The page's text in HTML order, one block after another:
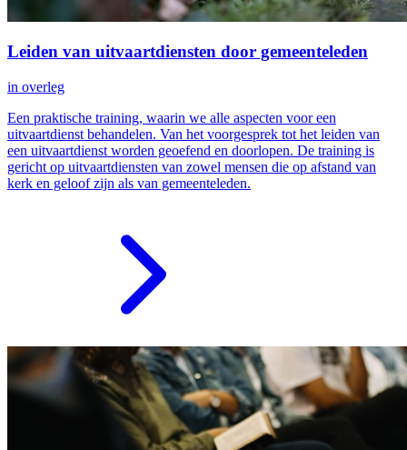
Leiden van uitvaartdiensten door gemeenteleden
in overleg
Een praktische training, waarin we alle aspecten voor een
uitvaartdienst behandelen. Van het voorgesprek tot het leiden van
een uitvaartdienst worden geoefend en doorlopen. De training is
gericht op uitvaartdiensten van zowel mensen die op afstand van
kerk en geloof zijn als van gemeenteleden.